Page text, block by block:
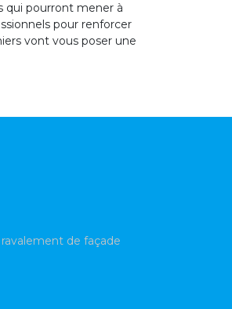
qui pourront mener à
pour renforcer
vont vous poser une
de façade